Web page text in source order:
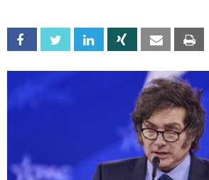
Facebook Twitter Linkedin Xing Email